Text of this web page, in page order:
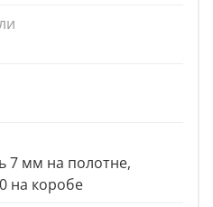
7 мм на полотне,
на коробе